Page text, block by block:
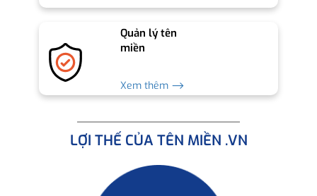
Quản lý tên
miền
Xem thêm ⟶
LỢI THẾ CỦA TÊN MIỀN .VN